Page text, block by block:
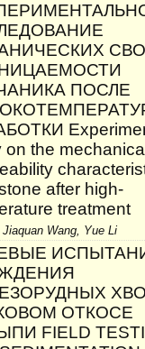
ПОСЛЕ
on the
after high-
treatment
Wang, Yue Li
ОТКОСЕ
FIELD